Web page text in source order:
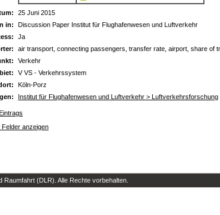
25 Juni 2015
in:
Discussion Paper Institut für Flughafenwesen und Luftverkehr
Ja
air transport, connecting passengers, transfer rate, airport, share of
Verkehr
V VS - Verkehrssystem
Köln-Porz
Institut für Flughafenwesen und Luftverkehr > Luftverkehrsforschung
Felder anzeigen
(DLR). Alle Rechte vorbehalten.